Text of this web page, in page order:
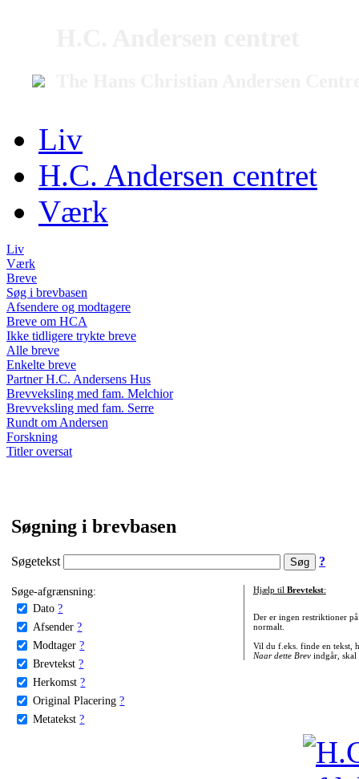
Liv
H.C. Andersen centret
Værk
Liv
Værk
Breve
Søg i brevbasen
Afsendere og modtagere
Breve om HCA
Ikke tidligere trykte breve
Alle breve
Enkelte breve
Partner H.C. Andersens Hus
Brevveksling med fam. Melchior
Brevveksling med fam. Serre
Rundt om Andersen
Forskning
Titler oversat
Søgning i brevbasen
Søgetekst ?
Søge-afgrænsning:
Dato ?
Afsender ?
Modtager ?
Brevtekst ?
Herkomst ?
Original Placering ?
Metatekst ?
Hjælp til Brevtekst:
Der er ingen restriktioner
normalt.
Vil du f.eks. finde en tekst,
Naar dette Brevindgår, skal